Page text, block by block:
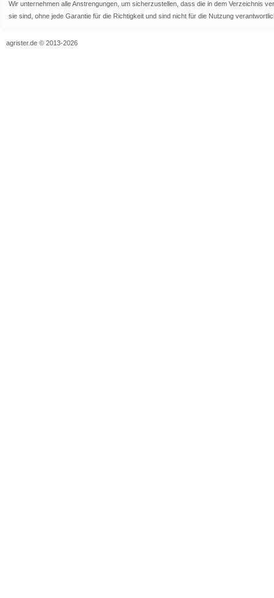
Wir unternehmen alle Anstrengungen, um sicherzustellen, dass die in dem Verzeichnis
sie sind, ohne jede Garantie für die Richtigkeit und sind nicht für die Nutzung
agrister.de © 2013-2026